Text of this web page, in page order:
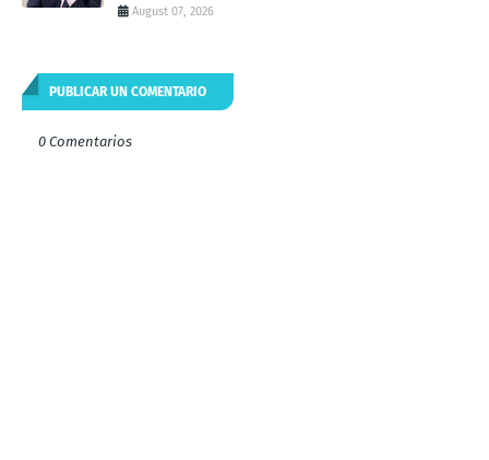
August 07, 2026
PUBLICAR UN COMENTARIO
0 Comentarios